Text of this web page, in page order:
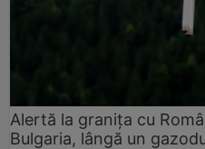
Alertă la granița cu
Bulgaria, lângă un